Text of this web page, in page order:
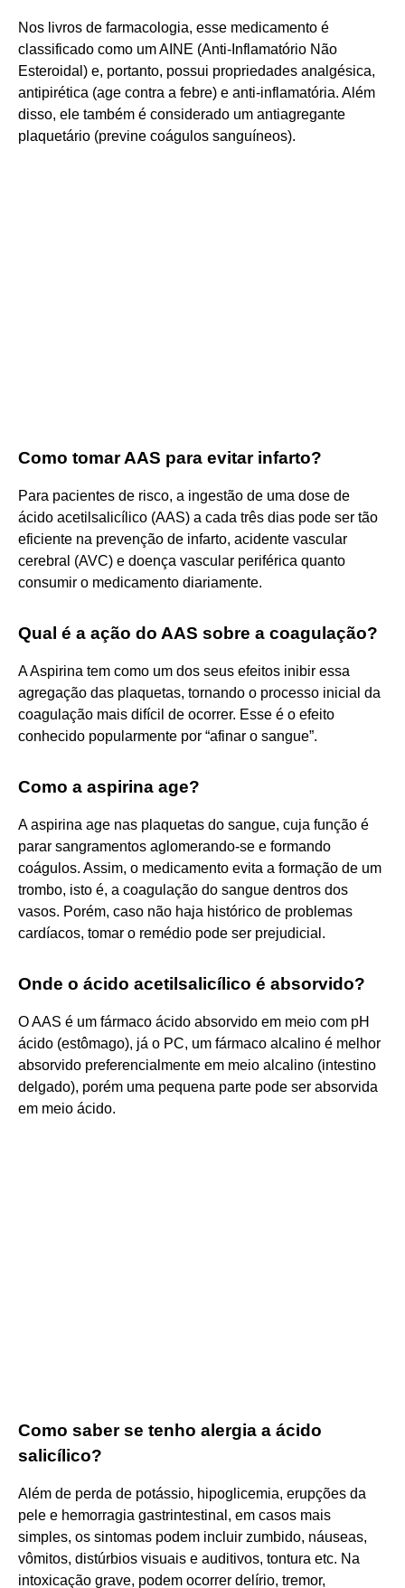
Nos livros de farmacologia, esse medicamento é
classificado como um AINE (Anti-Inflamatório Não
Esteroidal) e, portanto, possui propriedades analgésica,
antipirética (age contra a febre) e anti-inflamatória. Além
disso, ele também é considerado um antiagregante
plaquetário (previne coágulos sanguíneos).
Como tomar AAS para evitar infarto?
Para pacientes de risco, a ingestão de uma dose de
ácido acetilsalicílico (AAS) a cada três dias pode ser tão
eficiente na prevenção de infarto, acidente vascular
cerebral (AVC) e doença vascular periférica quanto
consumir o medicamento diariamente.
Qual é a ação do AAS sobre a coagulação?
A Aspirina tem como um dos seus efeitos inibir essa
agregação das plaquetas, tornando o processo inicial da
coagulação mais difícil de ocorrer. Esse é o efeito
conhecido popularmente por “afinar o sangue”.
Como a aspirina age?
A aspirina age nas plaquetas do sangue, cuja função é
parar sangramentos aglomerando-se e formando
coágulos. Assim, o medicamento evita a formação de um
trombo, isto é, a coagulação do sangue dentros dos
vasos. Porém, caso não haja histórico de problemas
cardíacos, tomar o remédio pode ser prejudicial.
Onde o ácido acetilsalicílico é absorvido?
O AAS é um fármaco ácido absorvido em meio com pH
ácido (estômago), já o PC, um fármaco alcalino é melhor
absorvido preferencialmente em meio alcalino (intestino
delgado), porém uma pequena parte pode ser absorvida
em meio ácido.
Como saber se tenho alergia a ácido
salicílico?
Além de perda de potássio, hipoglicemia, erupções da
pele e hemorragia gastrintestinal, em casos mais
simples, os sintomas podem incluir zumbido, náuseas,
vômitos, distúrbios visuais e auditivos, tontura etc. Na
intoxicação grave, podem ocorrer delírio, tremor,